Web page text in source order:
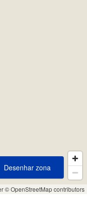
© OpenStreetMap contributors
Desenhar zona
Desenhar zona